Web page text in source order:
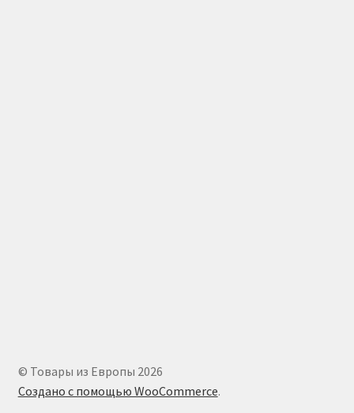
© Товары из Европы 2026
Создано с помощью WooCommerce.